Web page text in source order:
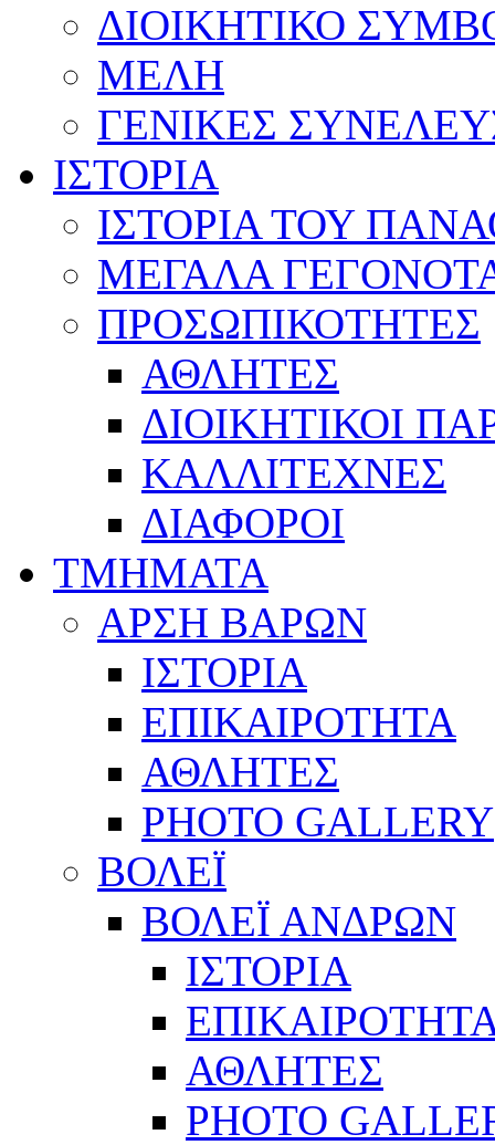
ΔΙΟΙΚΗΤΙΚΟ
ΜΕΛΗ
ΓΕΝΙΚΕΣ
ΙΣΤΟΡΙΑ
ΙΣΤΟΡΙΑ ΤΟΥ
ΜΕΓΑΛΑ
ΠΡΟΣΩΠΙΚΟΤΗΤΕΣ
ΑΘΛΗΤΕΣ
ΔΙΟΙΚΗΤΙΚΟΙ
ΚΑΛΛΙΤΕΧΝΕΣ
ΔΙΑΦΟΡΟΙ
ΤΜΗΜΑΤΑ
ΑΡΣΗ ΒΑΡΩΝ
ΙΣΤΟΡΙΑ
ΕΠΙΚΑΙΡΟΤΗΤΑ
ΑΘΛΗΤΕΣ
PHOTO GALLERY
ΒΟΛΕΪ
ΒΟΛΕΪ ΑΝΔΡΩΝ
ΙΣΤΟΡΙΑ
ΑΘΛΗΤΕΣ
PHOTO